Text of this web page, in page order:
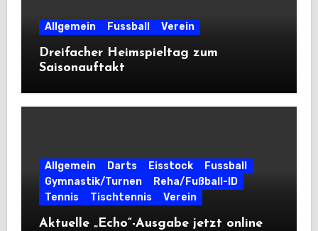
Allgemein Fussball Verein
Dreifacher Heimspieltag zum
Saisonauftakt
Allgemein Darts Eisstock
Fussball
Gymnastik/Turnen
Reha/Fußball-ID
Tennis
Tischtennis Verein
Aktuelle „Echo“-Ausgabe jetzt online